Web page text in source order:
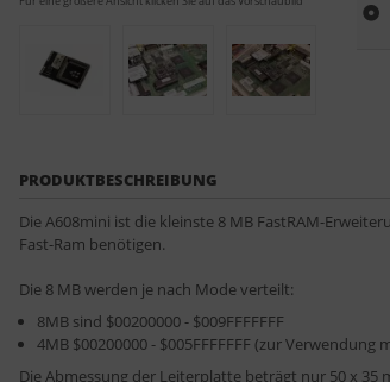
PRODUKTBESCHREIBUNG
Die A608mini ist die kleinste 8 MB FastRAM-
Fast-Ram benötigen.
Die 8 MB werden je nach Mode verteilt:
8MB sind $00200000 - $009FFFFFFF
4MB $00200000 - $005FFFFFFF (zur Verwendung
Die Abmessung der Leiterplatte beträgt nur 50 x 35